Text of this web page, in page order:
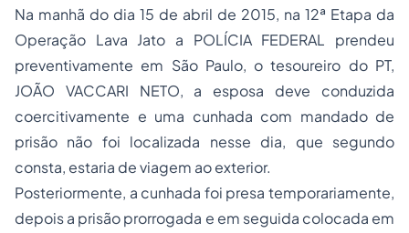
Na manhã do dia 15 de abril de 2015, na 12ª Etapa da
Operação Lava Jato a POLÍCIA FEDERAL prendeu
preventivamente em São Paulo, o tesoureiro do PT,
JOÃO VACCARI NETO, a esposa deve conduzida
coercitivamente e uma cunhada com mandado de
prisão não foi localizada nesse dia, que segundo
consta, estaria de viagem ao exterior.
Posteriormente, a cunhada foi presa temporariamente,
depois a prisão prorrogada e em seguida colocada em